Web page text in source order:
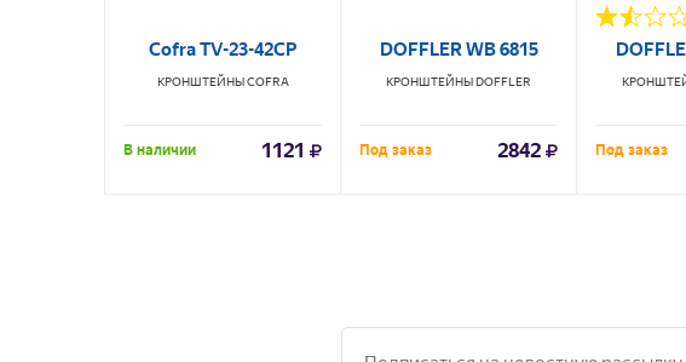
Cofra TV-23-42CP
КРОНШТЕЙНЫ COFRA
В наличии 1121
DOFFLER WB 6815
КРОНШТЕЙНЫDOFFLER
Под заказ 2842 Под заказ